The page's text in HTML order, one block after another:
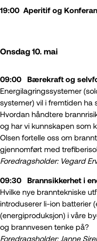
19:00 Aperitif og
Onsdag 10. mai
09:00 Bærekraft og
Energilagringssystemer
systemer) vil i fremtiden ha
Hvordan håndtere
og har vi kunnskapen som
Olsen fortelle oss om
gjennomført med
Foredragsholder: Vegard
09:30 Brannsikkerhet i
Hvilke nye branntekniske
introduserer li-ion batterier
(energiproduksjon) i våre
og brannvesen tenke på?
Foredragsholder: Janne